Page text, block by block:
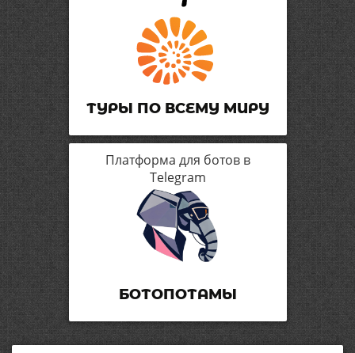
ТУРЫ ПО ВСЕМУ МИРУ
Платформа для ботов в
Telegram
БОТОПОТАМЫ